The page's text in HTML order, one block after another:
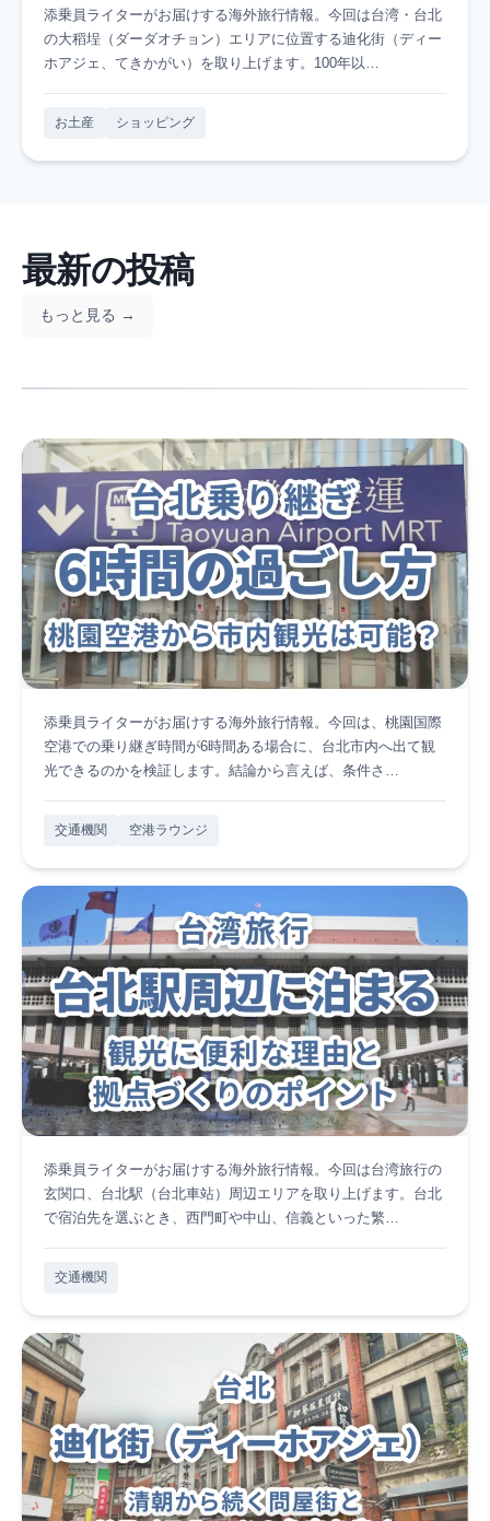
添乗員ライターがお届けする海外旅行情報。今回は台湾・台北
の大稻埕（ダーダオチョン）エリアに位置する迪化街（ディー
ホアジェ、てきかがい）を取り上げます。100年以…
お土産 ショッピング
最新の投稿
もっと見る →
添乗員ライターがお届けする海外旅行情報。今回は、桃園国際
空港での乗り継ぎ時間が6時間ある場合に、台北市内へ出て観
光できるのかを検証します。結論から言えば、条件さ…
交通機関 空港ラウンジ
添乗員ライターがお届けする海外旅行情報。今回は台湾旅行の
玄関口、台北駅（台北車站）周辺エリアを取り上げます。台北
で宿泊先を選ぶとき、西門町や中山、信義といった繁…
交通機関